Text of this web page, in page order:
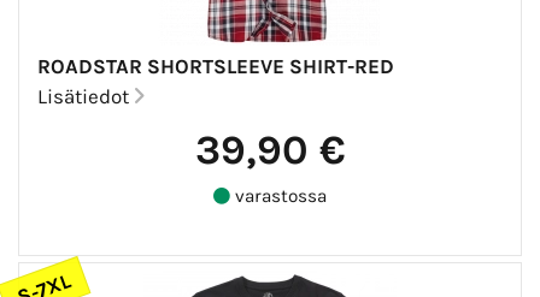
ROADSTAR SHORTSLEEVE SHIRT-RED
Lisätiedot
39,90 €
varastossa
S-7XL